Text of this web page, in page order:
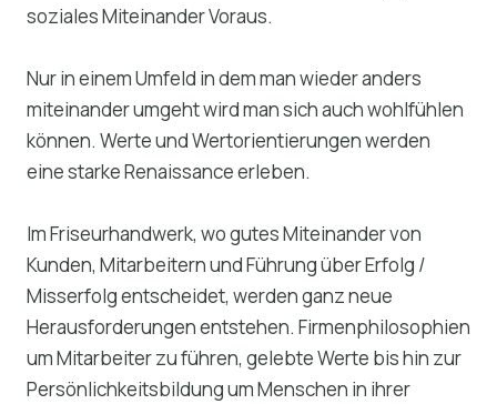
soziales Miteinander Voraus.
Nur in einem Umfeld in dem man wieder anders
miteinander umgeht wird man sich auch wohlfühlen
können. Werte und Wertorientierungen werden
eine starke Renaissance erleben.
Im Friseurhandwerk, wo gutes Miteinander von
Kunden, Mitarbeitern und Führung über Erfolg /
Misserfolg entscheidet, werden ganz neue
Herausforderungen entstehen. Firmenphilosophien
um Mitarbeiter zu führen, gelebte Werte bis hin zur
Persönlichkeitsbildung um Menschen in ihrer